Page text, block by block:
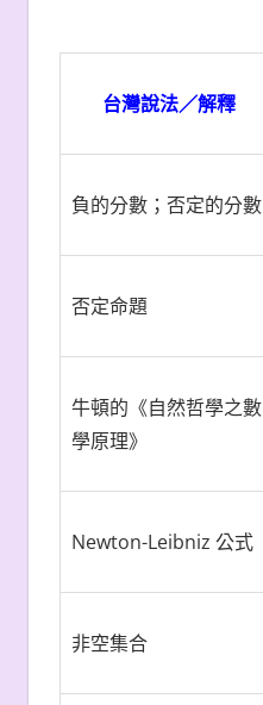
台灣說法／解釋
負的分數；否定的分數
否定命題
牛頓的《自然哲學之數
學原理》
Newton-Leibniz 公式
非空集合